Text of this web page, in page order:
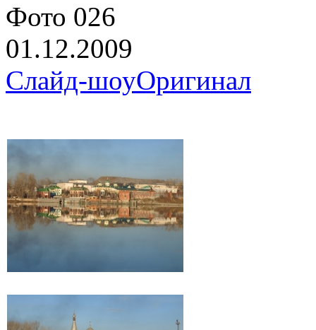
Фото 026
01.12.2009
Слайд-шоуОригинал